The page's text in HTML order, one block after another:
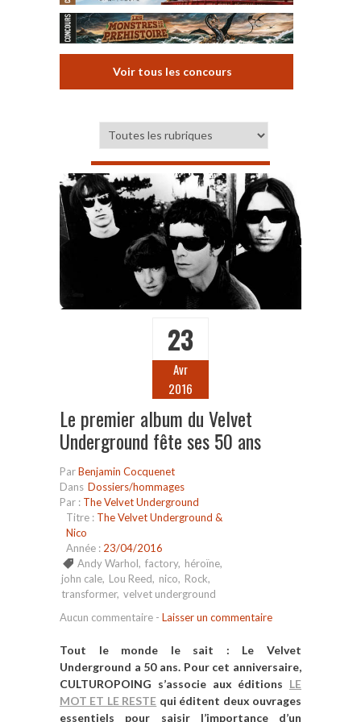
Voir tous les concours
23
Avr
2016
Le premier album du Velvet
Underground fête ses 50 ans
ParBenjamin Cocquenet
Dans Dossiers/hommages
Par : The Velvet Underground
Titre : The Velvet Underground &
Nico
Année : 23/04/2016
Andy Warhol, factory, héroïne,
john cale, Lou Reed, nico, Rock,
transformer, velvet underground
Aucun commentaire - Laisser un commentaire
Tout le monde le sait : Le Velvet
Underground a 50 ans. Pour cet anniversaire,
CULTUROPOING s’associe aux éditions LE
MOT ET LE RESTE qui éditent deux ouvrages
essentiels pour saisir l’importance d’un